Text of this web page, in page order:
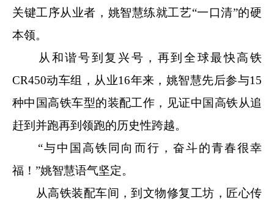
关键工序从业者，姚智慧练就工艺“一口清”的硬
本领。
从和谐号到复兴号，再到全球最快高铁
CR450动车组，从业16年来，姚智慧先后参与15
种中国高铁车型的装配工作，见证中国高铁从追
赶到并跑再到领跑的历史性跨越。
“与中国高铁同向而行，奋斗的青春很幸
福！”姚智慧语气坚定。
从高铁装配车间，到文物修复工坊，匠心传